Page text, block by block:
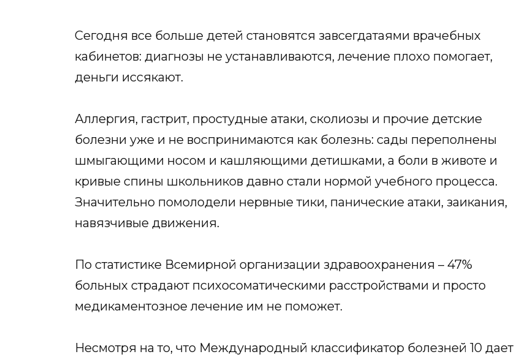
Сегодня все больше детей становятся завсегдатаями врачебных
кабинетов: диагнозы не устанавливаются, лечение плохо помогает,
деньги иссякают.
Аллергия, гастрит, простудные атаки, сколиозы и прочие детские
болезни уже и не воспринимаются как болезнь: сады переполнены
шмыгающими носом и кашляющими детишками, а боли в животе и
кривые спины школьников давно стали нормой учебного процесса.
Значительно помолодели нервные тики, панические атаки, заикания,
навязчивые движения.
По статистике Всемирной организации здравоохранения – 47%
больных страдают психосоматическими расстройствами и просто
медикаментозное лечение им не поможет.
Несмотря на то, что Международный классификатор болезней 10 дает